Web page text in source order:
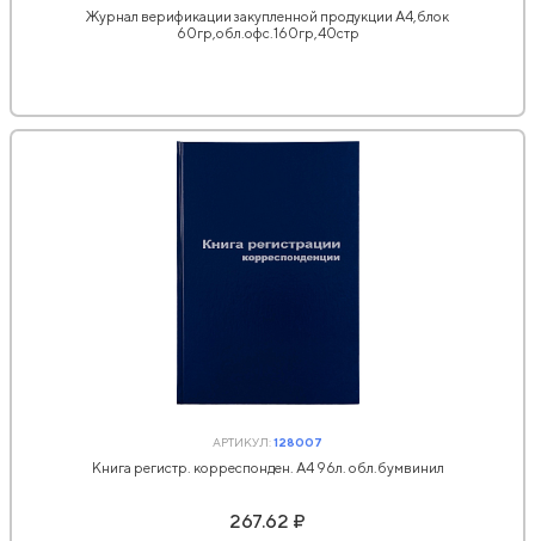
Журнал верификации закупленной продукции А4,блок
60гр,обл.офс.160гр,40стр
АРТИКУЛ:128007
Книга регистр. корреспонден. А4 96л. обл.бумвинил
267.62 ₽